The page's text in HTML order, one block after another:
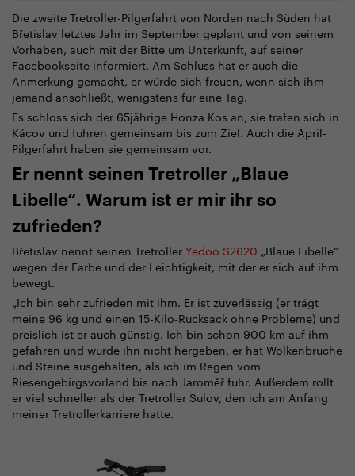
Die zweite Tretroller-Pilgerfahrt von Norden nach Süden hat
Břetislav letztes Jahr im September geplant und von seinem
Vorhaben, auch mit der Bitte um Unterkunft, auf seiner
Facebookseite informiert. Am Schluss hat er auch die
Anmerkung gemacht, er würde sich freuen, wenn sich ihm
jemand anschließt, wenigstens für eine Tag.
Es schloss sich der 65jährige Honza Kos an, sie trafen sich in
Kácov und fuhren gemeinsam bis zum Ziel. Auch die April-
Pilgerfahrt haben sie gemeinsam vor.
Er nennt seinen Tretroller „Blaue
Libelle“. Warum ist er mir ihr so
zufrieden?
Břetislav nennt seinen TretrollerYedoo S2620 „Blaue Libelle“
wegen der Farbe und der Leichtigkeit, mit der er sich auf ihm
bewegt.
„Ich bin sehr zufrieden mit ihm. Er ist zuverlässig (er trägt
meine 96 kg und einen 15-Kilo-Rucksack ohne Probleme) und
preislich ist er auch günstig. Ich bin schon 900 km auf ihm
gefahren und würde ihn nicht hergeben, er hat Wolkenbrüche
und Steine ausgehalten, als ich im Regen vom
Riesengebirgsvorland bis nach Jaroměř fuhr. Außerdem rollt
er viel schneller als der Tretroller Sulov, den ich am Anfang
meiner Tretrollerkarriere hatte.